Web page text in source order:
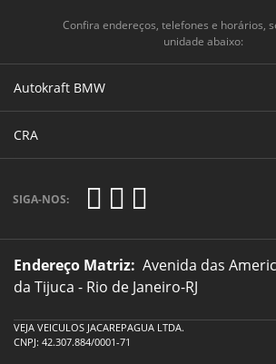
Confira endereços, telefones e horários,
unidade abaixo:
Autokraft BMW
CRA
SIGA-NOS:
Endereço Matriz: Avenida das
da Tijuca - Rio de Janeiro-RJ
VEJA VEICULOS JACAREPAGUA LTDA.
CNPJ: 42.307.884/0001-71